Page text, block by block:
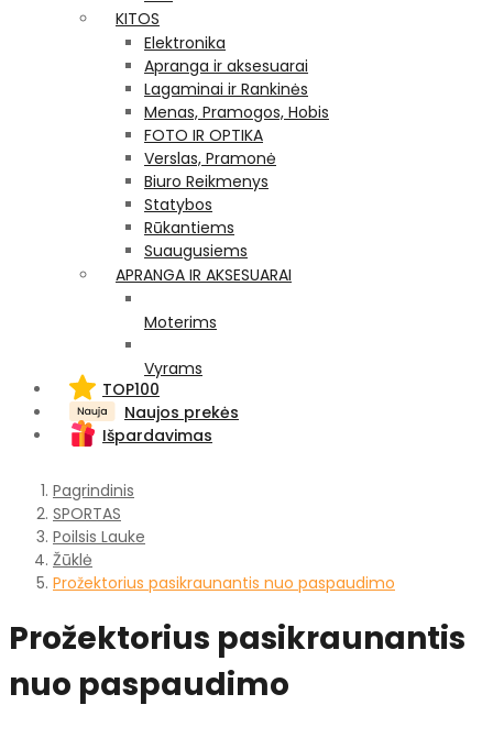
KITOS
Elektronika
Apranga ir aksesuarai
Lagaminai ir Rankinės
Menas, Pramogos, Hobis
FOTO IR OPTIKA
Verslas, Pramonė
Biuro Reikmenys
Statybos
Rūkantiems
Suaugusiems
APRANGA IR AKSESUARAI
Moterims
Vyrams
TOP100
Naujos prekės
Išpardavimas
Pagrindinis
SPORTAS
Poilsis Lauke
Žūklė
Prožektorius pasikraunantis nuo paspaudimo
Prožektorius pasikraunantis
nuo paspaudimo